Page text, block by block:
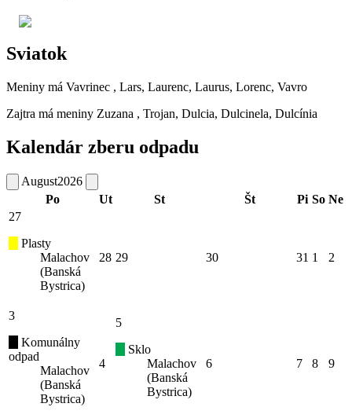
Sviatok
Meniny má Vavrinec , Lars, Laurenc, Laurus, Lorenc, Vavro
Zajtra má meniny Zuzana , Trojan, Dulcia, Dulcinela, Dulcínia
Kalendár zberu odpadu
August2026
Po
Ut St Št Pi So Ne
27
Plasty
Malachov
(Banská
Bystrica)
28 29 30 31 1 2
3
Komunálny
odpad
Malachov
(Banská
Bystrica)
4
5
Sklo
Malachov
(Banská
Bystrica)
6 7 8 9